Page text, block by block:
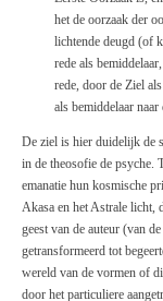
het de oorzaak der
lichtende deugd (of
rede als
rede, door de Ziel
als bemiddelaar
De ziel is hier duidelijk de
in de theosofie de psyche.
emanatie hun kosmische
Akasa en het Astrale licht,
geest van de auteur (van
getransformeerd tot
wereld van de vormen of
door het particuliere